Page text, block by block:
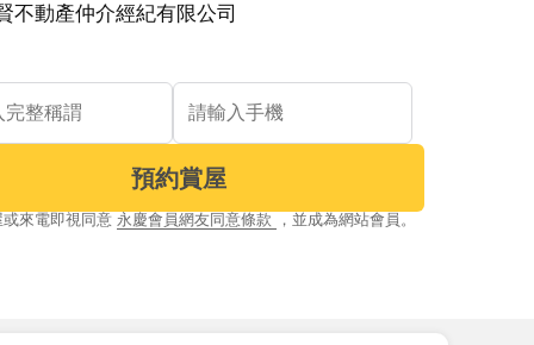
不動產仲介經紀有限公司
預約賞屋
來電即視同意 永慶會員網友同意條款 ，並成為網站會員。